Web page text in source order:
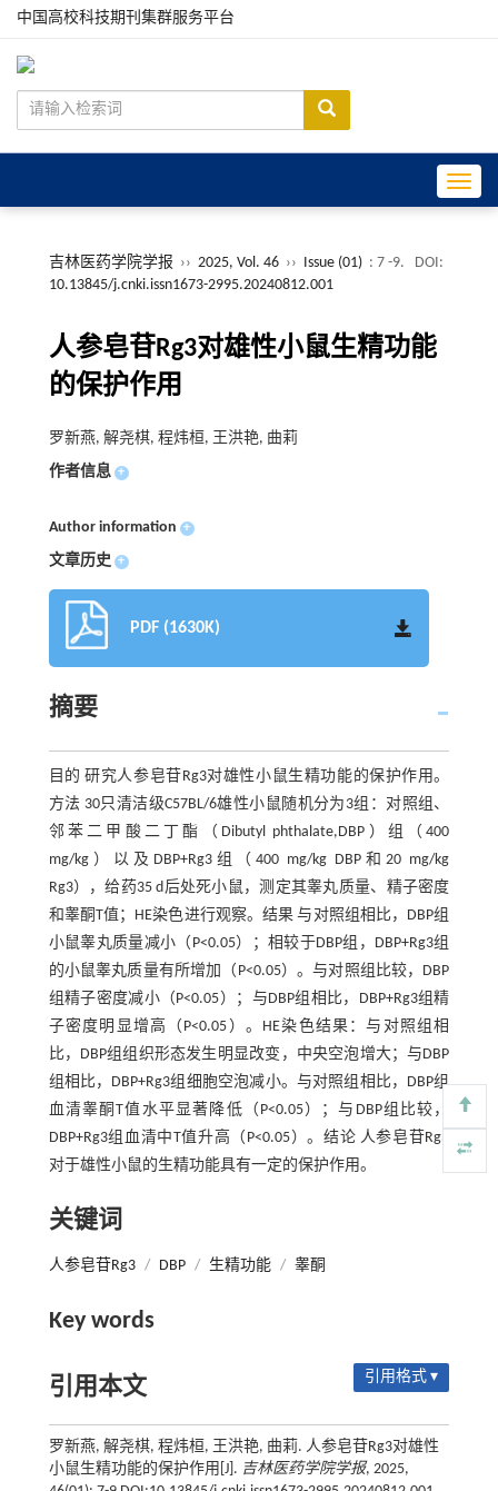
中国高校科技期刊集群服务平台
吉林医药学院学报 ›› 2025, Vol. 46 ›› Issue (01) : 7 -9.
DOI:
10.13845/j.cnki.issn1673-2995.20240812.001
人参皂苷Rg3对雄性小鼠生精功能
的保护作用
罗新燕, 解尧棋, 程炜桓, 王洪艳, 曲莉
作者信息 +
Author information +
文章历史 +
PDF (1630K)
摘要
目的 研究人参皂苷Rg3对雄性小鼠生精功能的保护作用。
方法 30只清洁级C57BL/6雄性小鼠随机分为3组：对照组、
邻苯二甲酸二丁酯（Dibutyl phthalate,DBP）组（400
mg/kg）以及DBP+Rg3组（400 mg/kg DBP和20 mg/kg
Rg3），给药35 d后处死小鼠，测定其睾丸质量、精子密度
和睾酮T值；HE染色进行观察。结果 与对照组相比，DBP组
小鼠睾丸质量减小（P<0.05）；相较于DBP组，DBP+Rg3组
的小鼠睾丸质量有所增加（P<0.05）。与对照组比较，DBP
组精子密度减小（P<0.05）；与DBP组相比，DBP+Rg3组精
子密度明显增高（P<0.05）。HE染色结果：与对照组相
比，DBP组组织形态发生明显改变，中央空泡增大；与DBP
组相比，DBP+Rg3组细胞空泡减小。与对照组相比，DBP组
血清睾酮T值水平显著降低（P<0.05）；与DBP组比较，
DBP+Rg3组血清中T值升高（P<0.05）。结论 人参皂苷Rg3
对于雄性小鼠的生精功能具有一定的保护作用。
关键词
人参皂苷Rg3 / DBP / 生精功能 / 睾酮
Key words
引用本文 引用格式 ▾
罗新燕, 解尧棋, 程炜桓, 王洪艳, 曲莉. 人参皂苷Rg3对雄性
小鼠生精功能的保护作用[J]. 吉林医药学院学报, 2025,